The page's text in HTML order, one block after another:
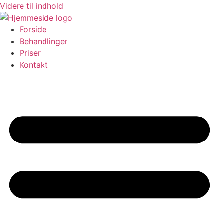
Videre til indhold
Forside
Behandlinger
Priser
Kontakt